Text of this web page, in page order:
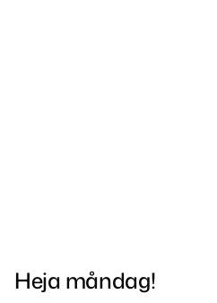
Heja måndag!